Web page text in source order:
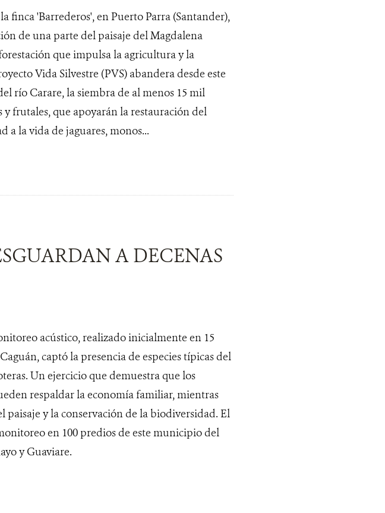
finca 'Barrederos', en Puerto Parra (Santander),
de una parte del paisaje del Magdalena
que impulsa la agricultura y la
Vida Silvestre (PVS) abandera desde este
río Carare, la siembra de al menos 15 mil
frutales, que apoyarán la restauración del
a la vida de jaguares, monos...
A DECENAS
acústico, realizado inicialmente en 15
captó la presencia de especies típicas del
Un ejercicio que demuestra que los
respaldar la economía familiar, mientras
paisaje y la conservación de la biodiversidad. El
en 100 predios de este municipio del
y Guaviare.